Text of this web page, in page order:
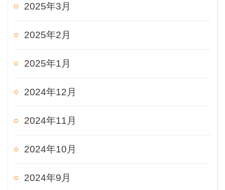
2025年3月
2025年2月
2025年1月
2024年12月
2024年11月
2024年10月
2024年9月